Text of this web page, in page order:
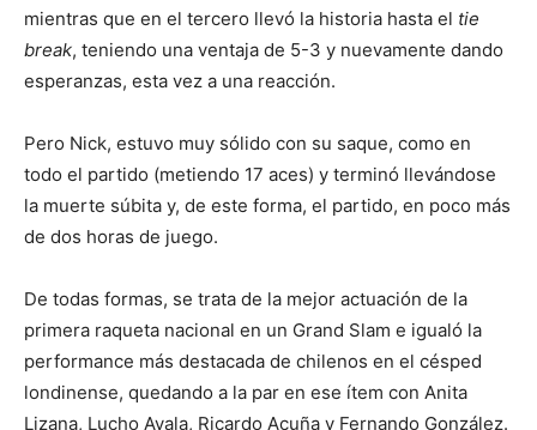
mientras que en el tercero llevó la historia hasta el tie
break, teniendo una ventaja de 5-3 y nuevamente dando
esperanzas, esta vez a una reacción.
Pero Nick, estuvo muy sólido con su saque, como en
todo el partido (metiendo 17 aces) y terminó llevándose
la muerte súbita y, de este forma, el partido, en poco más
de dos horas de juego.
De todas formas, se trata de la mejor actuación de la
primera raqueta nacional en un Grand Slam e igualó la
performance más destacada de chilenos en el césped
londinense, quedando a la par en ese ítem con Anita
Lizana, Lucho Ayala, Ricardo Acuña y Fernando González.